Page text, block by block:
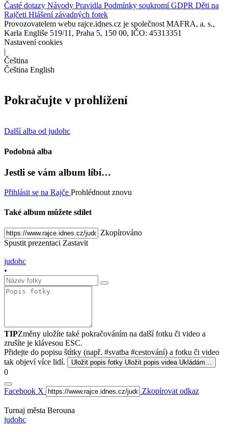
Časté dotazy Návody Pravidla Podmínky soukromíGDPR Děti na
Rajčeti Hlášení závadných fotek
Provozovatelem webu rajce.idnes.cz je společnost MAFRA, a. s.,
Karla Engliše 519/11, Praha 5, 150 00, IČO: 45313351
Nastavení cookies
|
Čeština
Čeština English
Pokračujte v prohlížení
Další alba od judohc
Podobná alba
Jestli se vám album líbí…
Přihlásit se na Rajče Prohlédnout znovu
Také album můžete sdílet
Zkopírováno
Spustit prezentaci Zastavit
judohc
•
TIPZměny uložíte také pokračováním na další fotku či video a
zrušíte je klávesou ESC.
Přidejte do popisu štítky (např. #svatba #cestování) a fotku či video
tak objeví více lidí.
Uložit popis fotky Uložit popis videa Ukládám…
0
Facebook X Zkopírovat odkaz
Turnaj města Berouna
judohc